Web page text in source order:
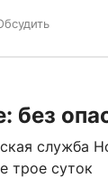
без
служба
трое суток